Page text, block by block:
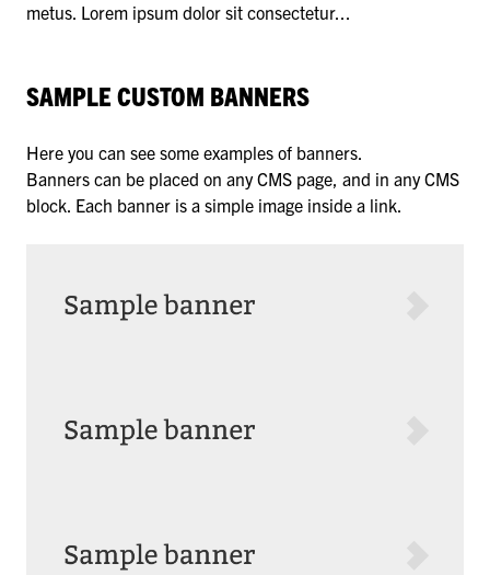
metus. Lorem ipsum dolor sit consectetur...
SAMPLE CUSTOM BANNERS
Here you can see some examples of banners.
Banners can be placed on any CMS page, and in any CMS
block. Each banner is a simple image inside a link.